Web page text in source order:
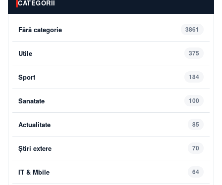
CATEGORII
Fără categorie 3861
Utile 375
Sport 184
Sanatate 100
Actualitate 85
Știri extere 70
IT & Mbile 64